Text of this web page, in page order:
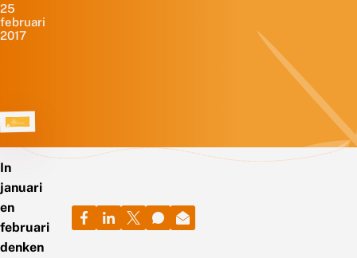
25
februari
2017
In
januari
en
februari
denken